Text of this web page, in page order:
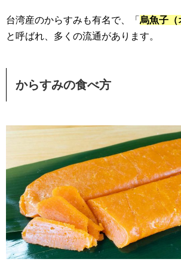
台湾産のからすみも有名で、「 烏魚子（
と呼ばれ、多くの流通があります。
からすみの食べ方